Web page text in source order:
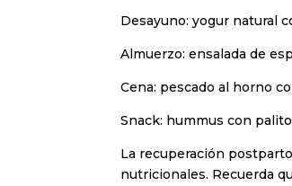
Desayuno: yogur natural
Almuerzo: ensalada de
Cena: pescado al horno
Snack: hummus con
La recuperación
nutricionales. Recuerda